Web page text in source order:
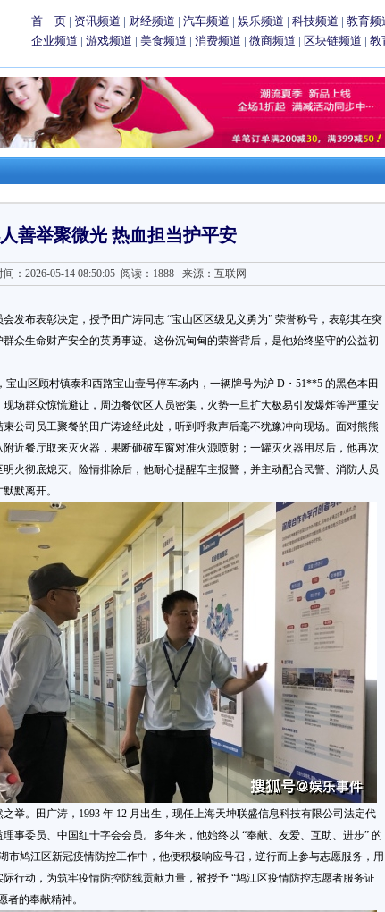
首 页 | 资讯频道 | 财经频道 | 汽车频道 | 娱乐频道 | 科技频道 | 教育频
企业频道 | 游戏频道 | 美食频道 | 消费频道 | 微商频道 | 区块链频道 | 教
善举聚微光 热血担当护平安
：2026-05-14 08:50:05 阅读：1888 来源：互联网
发布表彰决定，授予田广涛同志 “宝山区区级见义勇为” 荣誉称号，表彰其在突
众生命财产安全的英勇事迹。这份沉甸甸的荣誉背后，是他始终坚守的公益初
宝山区顾村镇泰和西路宝山壹号停车场内，一辆牌号为沪 D・51**5 的黑色本田
场群众惊慌避让，周边餐饮区人员密集，火势一旦扩大极易引发爆炸等严重安
公司员工聚餐的田广涛途经此处，听到呼救声后毫不犹豫冲向现场。面对熊熊
近餐厅取来灭火器，果断砸破车窗对准火源喷射；一罐灭火器用尽后，他再次
火彻底熄灭。险情排除后，他耐心提醒车主报警，并主动配合民警、消防人员
默离开。
举。田广涛，1993 年 12 月出生，现任上海天坤联盛信息科技有限公司法定代
事委员、中国红十字会会员。多年来，他始终以 “奉献、友爱、互助、进步” 的
市鸠江区新冠疫情防控工作中，他便积极响应号召，逆行而上参与志愿服务，用
行动，为筑牢疫情防控防线贡献力量，被授予 “鸠江区疫情防控志愿者服务证
者的奉献精神。